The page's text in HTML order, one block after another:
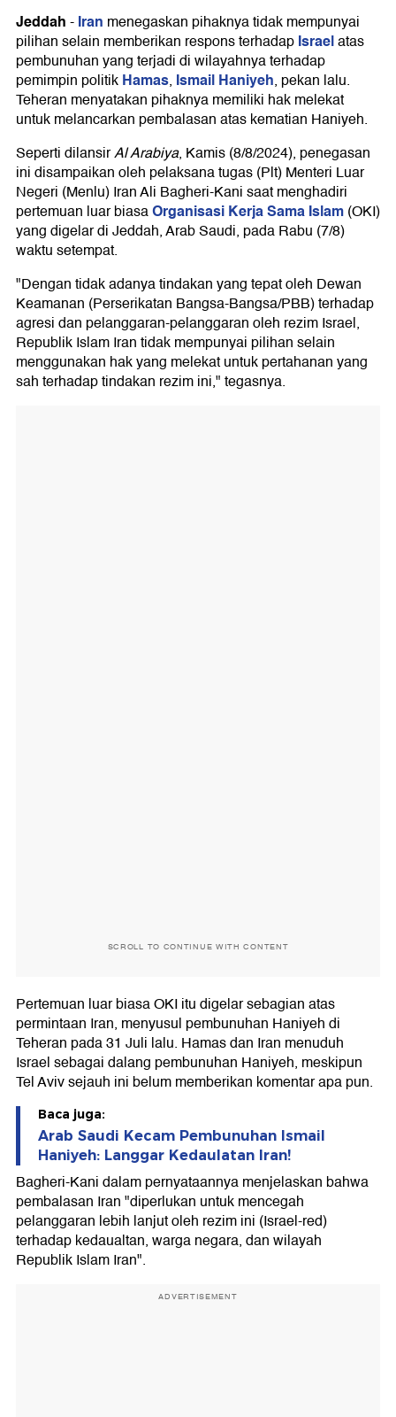
Jeddah-Iran menegaskan pihaknya tidak mempunyai
pilihan selain memberikan respons terhadapIsraelatas
pembunuhan yang terjadi di wilayahnya terhadap
pemimpin politikHamas, Ismail Haniyeh, pekan lalu.
Teheran menyatakan pihaknya memiliki hak melekat
untuk melancarkan pembalasan atas kematian Haniyeh.
Seperti dilansirAl Arabiya, Kamis (8/8/2024), penegasan
ini disampaikan oleh pelaksana tugas (Plt) Menteri Luar
Negeri (Menlu) Iran Ali Bagheri-Kani saat menghadiri
pertemuan luar biasaOrganisasi Kerja Sama Islam(OKI)
yang digelar di Jeddah, Arab Saudi, pada Rabu (7/8)
waktu setempat.
"Dengan tidak adanya tindakan yang tepat oleh Dewan
Keamanan (Perserikatan Bangsa-Bangsa/PBB) terhadap
agresi dan pelanggaran-pelanggaran oleh rezim Israel,
Republik Islam Iran tidak mempunyai pilihan selain
menggunakan hak yang melekat untuk pertahanan yang
sah terhadap tindakan rezim ini," tegasnya.
SCROLL TO CONTINUE WITH CONTENT
Pertemuan luar biasa OKI itu digelar sebagian atas
permintaan Iran, menyusul pembunuhan Haniyeh di
Teheran pada 31 Juli lalu. Hamas dan Iran menuduh
Israel sebagai dalang pembunuhan Haniyeh, meskipun
Tel Aviv sejauh ini belum memberikan komentar apa pun.
Baca juga:
Arab Saudi Kecam Pembunuhan Ismail
Haniyeh: Langgar Kedaulatan Iran!
Bagheri-Kani dalam pernyataannya menjelaskan bahwa
pembalasan Iran "diperlukan untuk mencegah
pelanggaran lebih lanjut oleh rezim ini (Israel-red)
terhadap kedaualtan, warga negara, dan wilayah
Republik Islam Iran".
ADVERTISEMENT